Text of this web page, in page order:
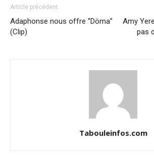
Article précédent
Adaphonse nous offre ‘’Döma’’
(Clip)
Amy
pas
Tabouleinfos.com